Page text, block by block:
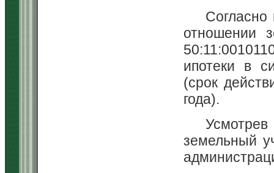
Согласно
отношении
ипотеки в
(срок
года).
земельный